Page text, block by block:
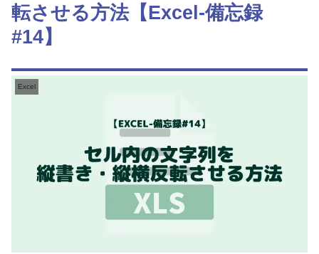
転させる方法【Excel-備忘録
#14】
Excel